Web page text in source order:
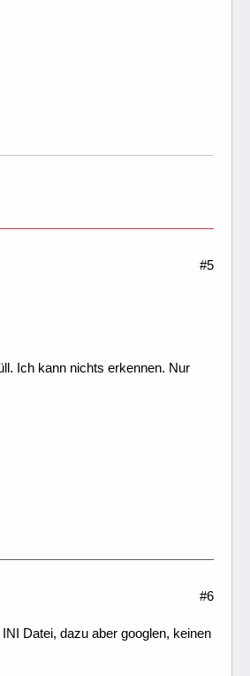
#5
Ich kann nichts erkennen. Nur
#6
Datei, dazu aber googlen, keinen